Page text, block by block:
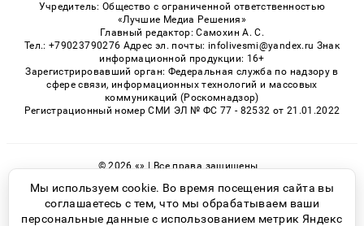
Учредитель: Общество с ограниченной ответственностью
«Лучшие Медиа Решения»
Главный редактор: Самохин А. С.
Тел.: +79023790276 Адрес эл. почты: infolivesmi@yandex.ru Знак
информационной продукции: 16+
Зарегистрировавший орган: Федеральная служба по надзору в
сфере связи, информационных технологий и массовых
коммуникаций (Роскомнадзор)
Регистрационный номер СМИ ЭЛ № ФС 77 - 82532 от 21.01.2022
© 2026 «» | Все права защищены
Возрастная категория сайта 16+
Политика конфиденциальности
Мы используем cookie. Во время посещения сайта вы
соглашаетесь с тем, что мы обрабатываем ваши
персональные данные с использованием метрик Яндекс